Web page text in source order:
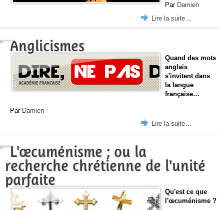
Par Damien
Lire la suite…
Anglicismes
Quand des mots
anglais
s'invitent dans
la langue
française…
Par Damien
Lire la suite…
L'œcuménisme ; ou la
recherche chrétienne de l'unité
parfaite
Qu'est ce que
l'œcuménisme ?